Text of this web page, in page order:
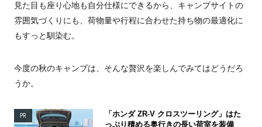
見た目も座り心地も自分仕様にできるから、キャンプサイトの
雰囲気づくりにも、荷物量や行程に合わせた持ち物の最適化に
もすっと馴染む。
今度の秋のキャンプは、そんな贅沢を楽しんでみてはどうだろ
うか。
PR
「ホンダ ZR-V クロスツーリング」はた
っぷり積める奥行きの長い荷室を装備